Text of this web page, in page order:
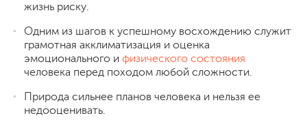
жизнь риску.
Одним из шагов к успешному восхождению служит
грамотная акклиматизация и оценка
эмоционального и физического состояния
человека перед походом любой сложности.
Природа сильнее планов человека и нельзя ее
недооценивать.